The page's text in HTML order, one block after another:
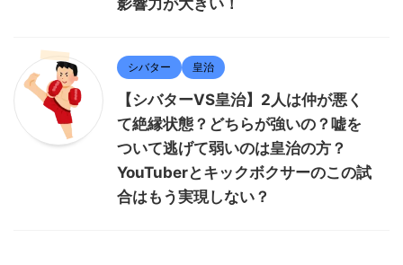
影響力が大きい！
シバター 皇治
【シバターVS皇治】2人は仲が悪く
て絶縁状態？どちらが強いの？嘘を
ついて逃げて弱いのは皇治の方？
YouTuberとキックボクサーのこの試
合はもう実現しない？